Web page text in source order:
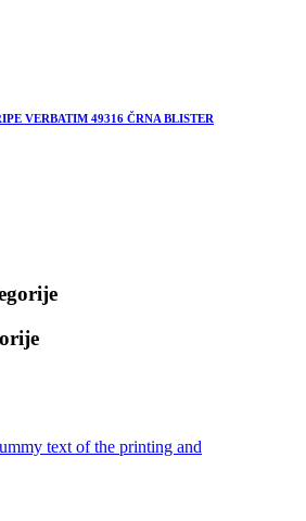
VERBATIM 49316 ČRNA BLISTER
text of the printing and